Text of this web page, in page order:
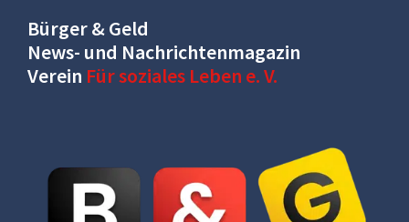
Bürger & Geld
News- und Nachrichtenmagazin
Verein Für soziales Leben e. V.